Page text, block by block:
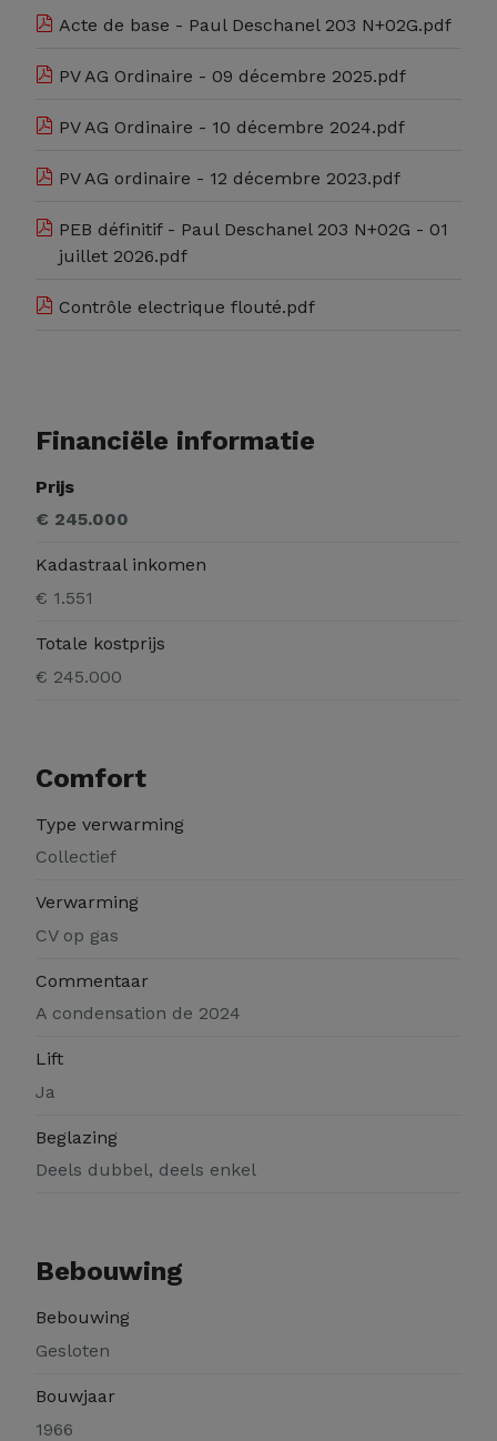
Acte de base - Paul Deschanel 203 N+02G.pdf
PV AG Ordinaire - 09 décembre 2025.pdf
PV AG Ordinaire - 10 décembre 2024.pdf
PV AG ordinaire - 12 décembre 2023.pdf
PEB définitif - Paul Deschanel 203 N+02G - 01
juillet 2026.pdf
Contrôle electrique flouté.pdf
Financiële informatie
Prijs
€ 245.000
Kadastraal inkomen
€ 1.551
Totale kostprijs
€ 245.000
Comfort
Type verwarming
Collectief
Verwarming
CV op gas
Commentaar
A condensation de 2024
Lift
Ja
Beglazing
Deels dubbel, deels enkel
Bebouwing
Bebouwing
Gesloten
Bouwjaar
1966